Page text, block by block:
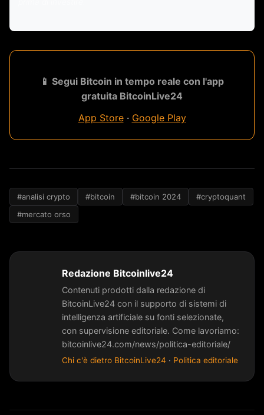
📱 Segui Bitcoin in tempo reale con l'app
gratuita BitcoinLive24
App Store· Google Play
#analisi crypto #bitcoin #bitcoin 2024
#cryptoquant
#mercato orso
Redazione Bitcoinlive24
Contenuti prodotti dalla redazione di
BitcoinLive24 con il supporto di sistemi di
intelligenza artificiale su fonti selezionate,
con supervisione editoriale. Come lavoriamo:
bitcoinlive24.com/news/politica-editoriale/
Chi c'è dietro BitcoinLive24 · Politica editoriale